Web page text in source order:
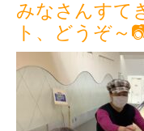
みなさんすて
ト、どうぞ～